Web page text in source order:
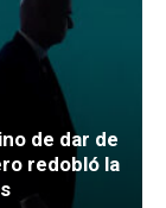
de dar de
redobló la